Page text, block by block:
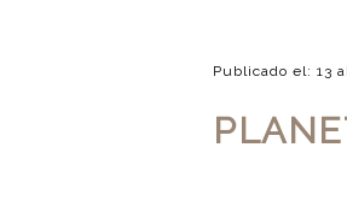
Publicado el: 13